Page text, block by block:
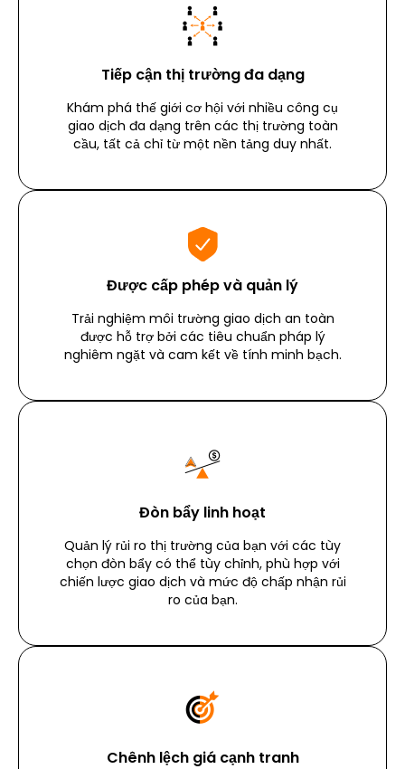
Tiếp cận thị trường đa dạng
Khám phá thế giới cơ hội với nhiều công cụ
giao dịch đa dạng trên các thị trường toàn
cầu, tất cả chỉ từ một nền tảng duy nhất.
Được cấp phép và quản lý
Trải nghiệm môi trường giao dịch an toàn
được hỗ trợ bởi các tiêu chuẩn pháp lý
nghiêm ngặt và cam kết về tính minh bạch.
Đòn bẩy linh hoạt
Quản lý rủi ro thị trường của bạn với các tùy
chọn đòn bẩy có thể tùy chỉnh, phù hợp với
chiến lược giao dịch và mức độ chấp nhận rủi
ro của bạn.
Chênh lệch giá cạnh tranh